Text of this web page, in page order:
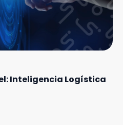
Inteligencia Logística